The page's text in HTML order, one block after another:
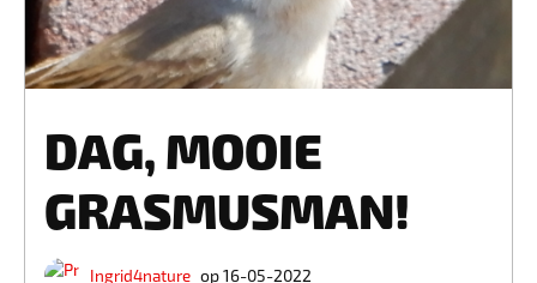
DAG, MOOIE
GRASMUSMAN!
Ingrid4nature op 16-05-2022